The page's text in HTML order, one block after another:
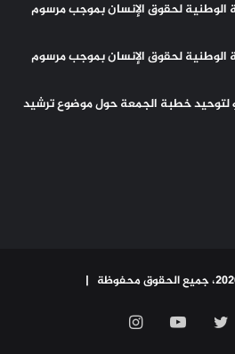
الوطنية لحقوق الإنسان بموجب مرسوم
الوطنية لحقوق الإنسان بموجب مرسوم
لتوحيد خطبة الجمعة حول موضوع ترشيد
تويتر يوتيوب